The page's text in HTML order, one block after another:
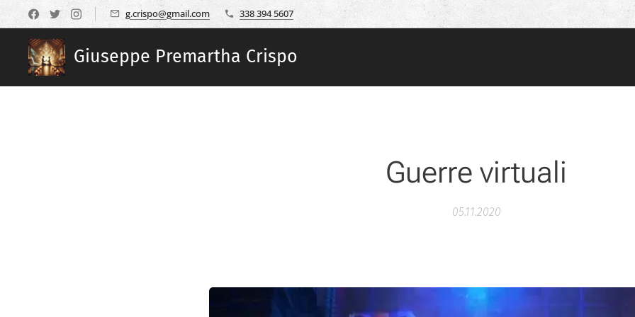
g.crispo@gmail.com 338 394 5607
Giuseppe Premartha Crispo
Guerre virtuali
05.11.2020